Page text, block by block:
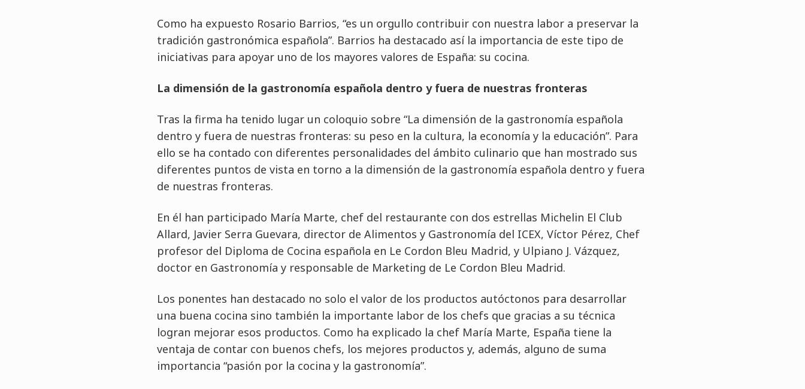
Como ha expuesto Rosario Barrios, “es un orgullo contribuir con nuestra labor a preservar la
tradición gastronómica española”. Barrios ha destacado así la importancia de este tipo de
iniciativas para apoyar uno de los mayores valores de España: su cocina.
La dimensión de la gastronomía española dentro y fuera de nuestras fronteras
Tras la firma ha tenido lugar un coloquio sobre “La dimensión de la gastronomía española
dentro y fuera de nuestras fronteras: su peso en la cultura, la economía y la educación”. Para
ello se ha contado con diferentes personalidades del ámbito culinario que han mostrado sus
diferentes puntos de vista en torno a la dimensión de la gastronomía española dentro y fuera
de nuestras fronteras.
En él han participado María Marte, chef del restaurante con dos estrellas Michelin El Club
Allard, Javier Serra Guevara, director de Alimentos y Gastronomía del ICEX, Víctor Pérez, Chef
profesor del Diploma de Cocina española en Le Cordon Bleu Madrid, y Ulpiano J. Vázquez,
doctor en Gastronomía y responsable de Marketing de Le Cordon Bleu Madrid.
Los ponentes han destacado no solo el valor de los productos autóctonos para desarrollar
una buena cocina sino también la importante labor de los chefs que gracias a su técnica
logran mejorar esos productos. Como ha explicado la chef María Marte, España tiene la
ventaja de contar con buenos chefs, los mejores productos y, además, alguno de suma
importancia “pasión por la cocina y la gastronomía”.